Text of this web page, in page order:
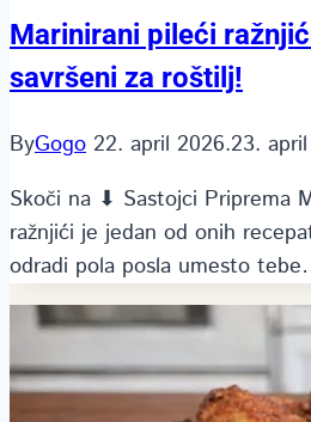
Marinirani pileći
savršeni za roštilj!
ByGogo 22. april 2026.23.
Skoči na ⬇ Sastojci Priprema
ražnjići je jedan od onih
odradi pola posla umesto